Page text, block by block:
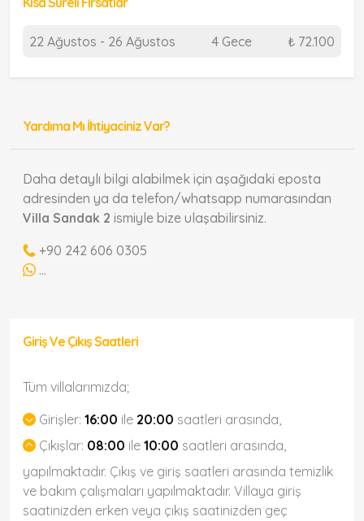
22 Ağustos - 26 Ağustos 4 Gece ₺ 72.100
Yardıma Mı İhtiyaciniz Var?
Daha detaylı bilgi alabilmek için aşağıdaki eposta
adresinden ya da telefon/whatsapp numarasından
Villa Sandak 2 ismiyle bize ulaşabilirsiniz.
+90 242 606 0305
...
Giriş Ve Çıkış Saatleri
Tüm villalarımızda;
Girişler: 16:00 ile 20:00 saatleri arasında,
Çıkışlar: 08:00 ile 10:00 saatleri arasında,
yapılmaktadır. Çıkış ve giriş saatleri arasında temizlik
ve bakım çalışmaları yapılmaktadır. Villaya giriş
saatinizden erken veya çıkış saatinizden geç